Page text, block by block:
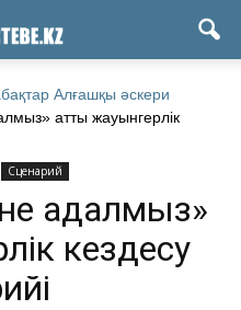
Алғашқы әскери
атты жауынгерлік
Сценарий
адалмыз»
кездесу